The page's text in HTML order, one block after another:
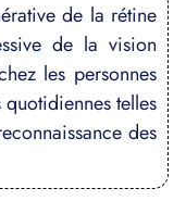
de la rétine
de la vision
les personnes
telles
des